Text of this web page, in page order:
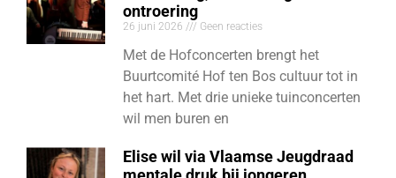
ontroering
26 juni 2026 Geen reacties
Met de Hofconcerten brengt het
Buurtcomité Hof ten Bos cultuur tot in
het hart. Met drie unieke tuinconcerten
wil men buren en
Elise wil via Vlaamse Jeugdraad